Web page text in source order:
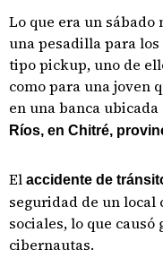
Lo que era un
una pesadilla para
tipo pickup, uno de
como para una joven
en una banca
Ríos, en Chitré,
El accidente de
seguridad de un
sociales, lo que
cibernautas.